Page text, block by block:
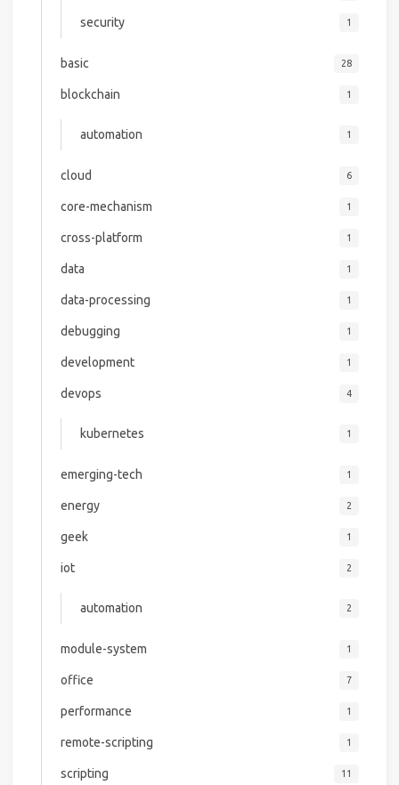
security 1
basic 28
blockchain 1
automation 1
cloud 6
core-mechanism 1
cross-platform 1
data 1
data-processing 1
debugging 1
development 1
devops 4
kubernetes 1
emerging-tech 1
energy 2
geek 1
iot 2
automation 2
module-system 1
office 7
performance 1
remote-scripting 1
scripting 11